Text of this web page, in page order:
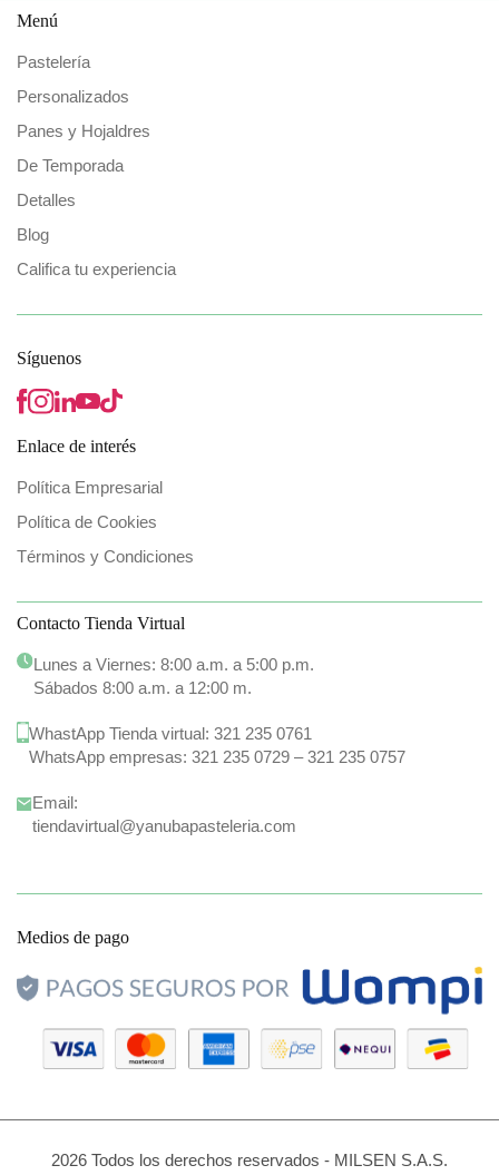
Menú
Pastelería
Personalizados
Panes y Hojaldres
De Temporada
Detalles
Blog
Califica tu experiencia
Síguenos
Enlace de interés
Política Empresarial
Política de Cookies
Términos y Condiciones
Contacto Tienda Virtual
Lunes a Viernes: 8:00 a.m. a 5:00 p.m.
Sábados 8:00 a.m. a 12:00 m.
WhastApp Tienda virtual: 321 235 0761
WhatsApp empresas: 321 235 0729–321 235 0757
Email:
tiendavirtual@yanubapasteleria.com
Medios de pago
2026 Todos los derechos reservados - MILSEN S.A.S.